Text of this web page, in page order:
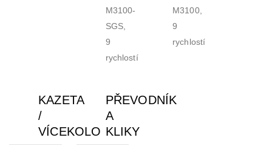
M3100-
SGS,
9
rychlostí
M3100,
9
rychlostí
KAZETA
/
VÍCEKOLO
PŘEVODNÍK
A
KLIKY